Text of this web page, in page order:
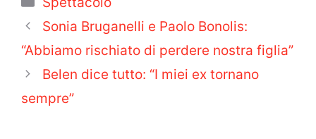
Sonia Bruganelli e Paolo Bonolis:
“Abbiamo rischiato di perdere nostra figlia”
Belen dice tutto: “I miei ex tornano
sempre”